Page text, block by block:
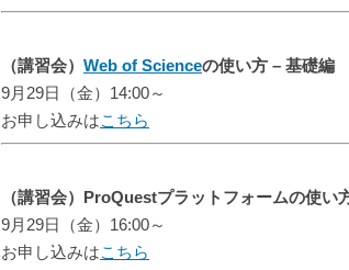
（講習会） Web of Scienceの使い方 – 基礎編
9月29日（金）14:00～
お申し込みはこちら
（講習会）ProQuestプラットフォームの使い
9月29日（金）16:00～
お申し込みはこちら